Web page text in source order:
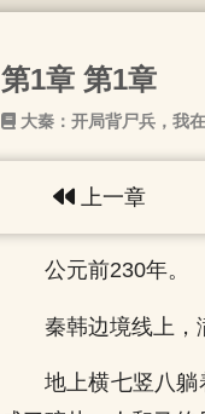
第1章 第1章
大秦：开局背尸兵，我
上一章
公元前230年。
秦韩边境线上，
地上横七竖八